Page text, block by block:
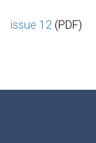
issue 12 (PDF)